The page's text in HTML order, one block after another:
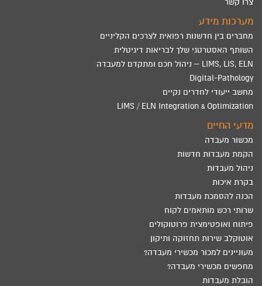
צרו קשר
מערכות מידע
מחברים בין חדשנות רפואית לצרכים הקליניים
השותף האסטרטגי שלך לבריאות דיגיטלית
LIMS, LIS, ELN – ניהול חכם ומתקדם למעבדה
Digital-Pathology
מחשב ייעודי לחדרים נקיים
LIMS / ELN Integration & Optimization
מדעי החיים
מכשור מעבדה
הקמת מעבדות חדשות
ניהול מעבדות
בקרת איכות
הכנה להסמכת מעבדות
שרותי רכש מותאמים לקוח
פיתוח ואופטימצית פרוטוקולים
אוטוקלב שירות תחזוקה ותיקון
מעוניינים למכור מכשירי מעבדה?
מחפשים מכשירי מעבדה?
הובלת מעבדות